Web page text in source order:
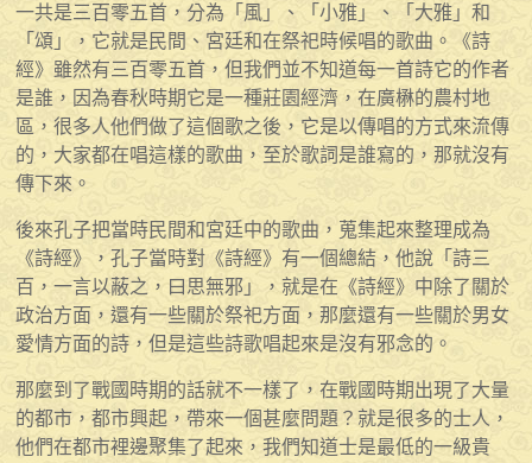
一共是三百零五首，分為「風」、「小雅」、「大雅」和
「頌」，它就是民間、宮廷和在祭祀時候唱的歌曲。《詩
經》雖然有三百零五首，但我們並不知道每一首詩它的作者
是誰，因為春秋時期它是一種莊園經濟，在廣楙的農村地
區，很多人他們做了這個歌之後，它是以傳唱的方式來流傳
的，大家都在唱這樣的歌曲，至於歌詞是誰寫的，那就沒有
傳下來。
後來孔子把當時民間和宮廷中的歌曲，蒐集起來整理成為
《詩經》，孔子當時對《詩經》有一個總結，他說「詩三
百，一言以蔽之，曰思無邪」，就是在《詩經》中除了關於
政治方面，還有一些關於祭祀方面，那麼還有一些關於男女
愛情方面的詩，但是這些詩歌唱起來是沒有邪念的。
那麼到了戰國時期的話就不一樣了，在戰國時期出現了大量
的都市，都市興起，帶來一個甚麼問題？就是很多的士人，
他們在都市裡邊聚集了起來，我們知道士是最低的一級貴